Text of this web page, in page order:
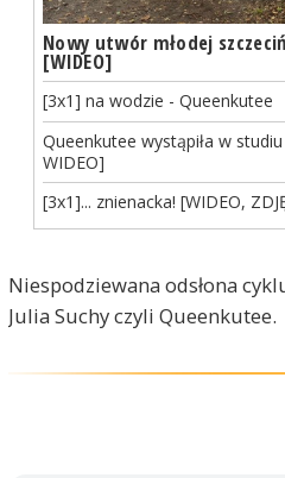
Nowy utwór młodej
[WIDEO]
[3x1] na wodzie - Queenkutee
Queenkutee wystąpiła w studiu
WIDEO]
[3x1]... znienacka! [WIDEO,
Niespodziewana odsłona
Julia Suchy czyli Queenkutee.